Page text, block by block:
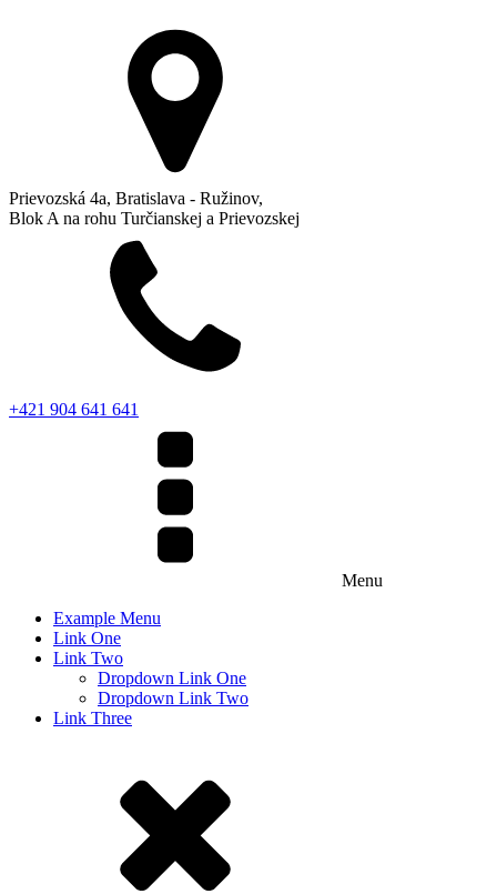
Prievozská 4a, Bratislava - Ružinov,
Blok A na rohu Turčianskej a Prievozskej
+421 904 641 641
Menu
Example Menu
Link One
Link Two
Dropdown Link One
Dropdown Link Two
Link Three